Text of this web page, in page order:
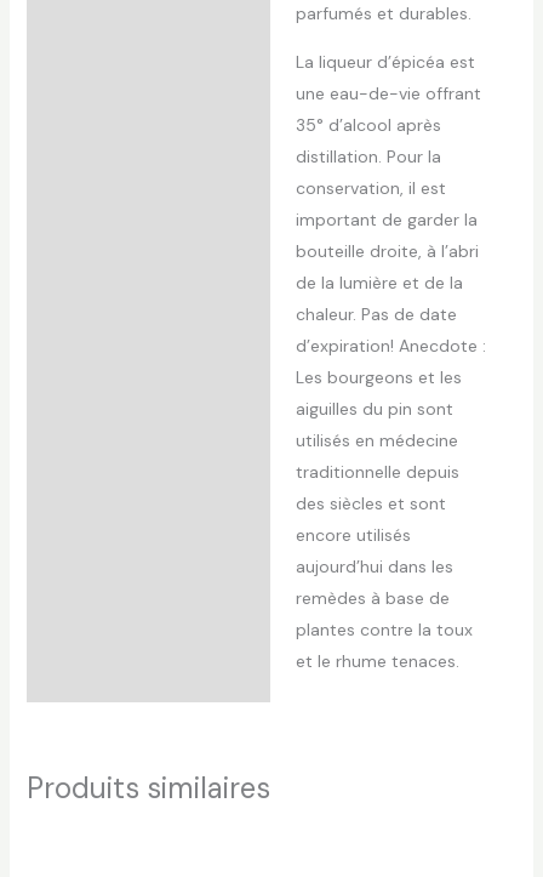
parfumés et durables.
La liqueur d’épicéa est
une eau-de-vie offrant
35° d’alcool après
distillation. Pour la
conservation, il est
important de garder la
bouteille droite, à l’abri
de la lumière et de la
chaleur. Pas de date
d’expiration! Anecdote :
Les bourgeons et les
aiguilles du pin sont
utilisés en médecine
traditionnelle depuis
des siècles et sont
encore utilisés
aujourd’hui dans les
remèdes à base de
plantes contre la toux
et le rhume tenaces.
Produits similaires